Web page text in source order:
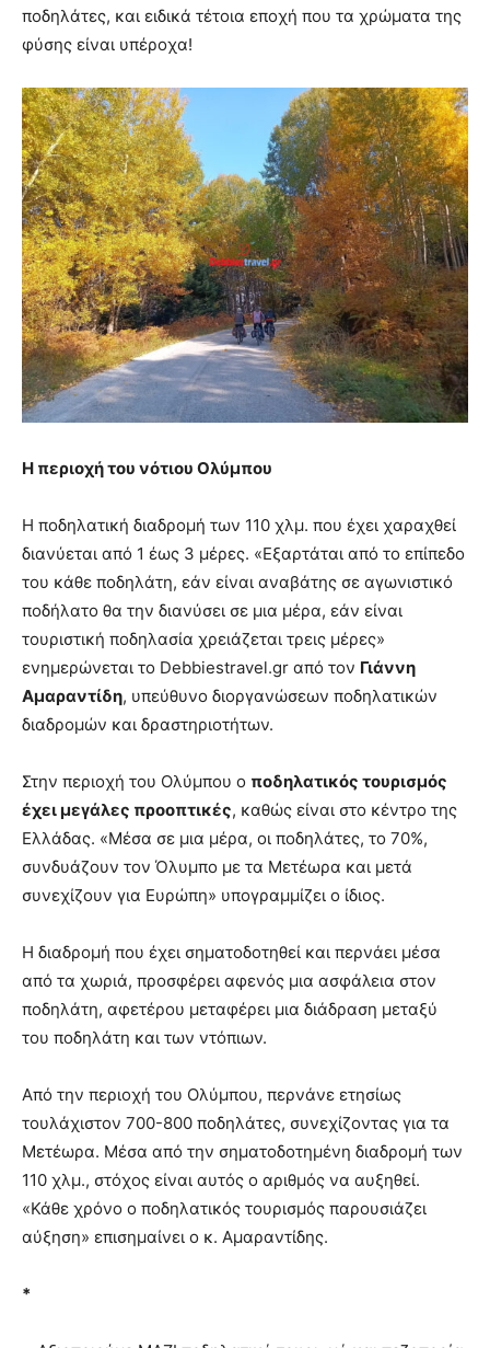
ποδηλάτες, και ειδικά τέτοια εποχή που τα χρώματα της
φύσης είναι υπέροχα!
Η περιοχή του νότιου Ολύμπου
Η ποδηλατική διαδρομή των 110 χλμ. που έχει χαραχθεί
διανύεται από 1 έως 3 μέρες. «Εξαρτάται από το επίπεδο
του κάθε ποδηλάτη, εάν είναι αναβάτης σε αγωνιστικό
ποδήλατο θα την διανύσει σε μια μέρα, εάν είναι
τουριστική ποδηλασία χρειάζεται τρεις μέρες»
ενημερώνεται το Debbiestravel.gr από τον Γιάννη
Αμαραντίδη, υπεύθυνο διοργανώσεων ποδηλατικών
διαδρομών και δραστηριοτήτων.
Στην περιοχή του Ολύμπου ο ποδηλατικός τουρισμός
έχει μεγάλες προοπτικές, καθώς είναι στο κέντρο της
Ελλάδας. «Μέσα σε μια μέρα, οι ποδηλάτες, το 70%,
συνδυάζουν τον Όλυμπο με τα Μετέωρα και μετά
συνεχίζουν για Ευρώπη» υπογραμμίζει ο ίδιος.
Η διαδρομή που έχει σηματοδοτηθεί και περνάει μέσα
από τα χωριά, προσφέρει αφενός μια ασφάλεια στον
ποδηλάτη, αφετέρου μεταφέρει μια διάδραση μεταξύ
του ποδηλάτη και των ντόπιων.
Από την περιοχή του Ολύμπου, περνάνε ετησίως
τουλάχιστον 700-800 ποδηλάτες, συνεχίζοντας για τα
Μετέωρα. Μέσα από την σηματοδοτημένη διαδρομή των
110 χλμ., στόχος είναι αυτός ο αριθμός να αυξηθεί.
«Κάθε χρόνο ο ποδηλατικός τουρισμός παρουσιάζει
αύξηση» επισημαίνει ο κ. Αμαραντίδης.
*